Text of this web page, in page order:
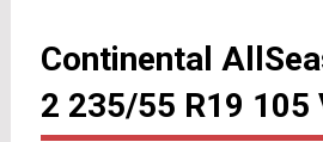
Continental
2 235/55 R19 105